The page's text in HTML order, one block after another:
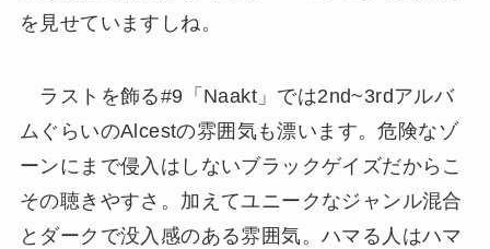
を見せていますしね。
ラストを飾る#9「Naakt」では2nd~3rdアルバ
ムぐらいのAlcestの雰囲気も漂います。危険なゾ
ーンにまで侵入はしないブラックゲイズだからこ
その聴きやすさ。加えてユニークなジャンル混合
とダークで没入感のある雰囲気。ハマる人はハマ